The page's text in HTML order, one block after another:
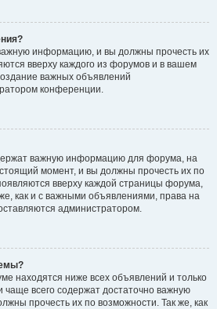
информацию, и вы должны прочесть их
вверху каждого из форумов и в вашем
важных объявлений
конференции.
важную информацию для форума, на
момент, и вы должны прочесть их по
вверху каждой страницы форума,
как и с важными объявлениями, права на
администратором.
находятся ниже всех объявлений и только
чаще всего содержат достаточно важную
прочесть их по возможности. Так же, как